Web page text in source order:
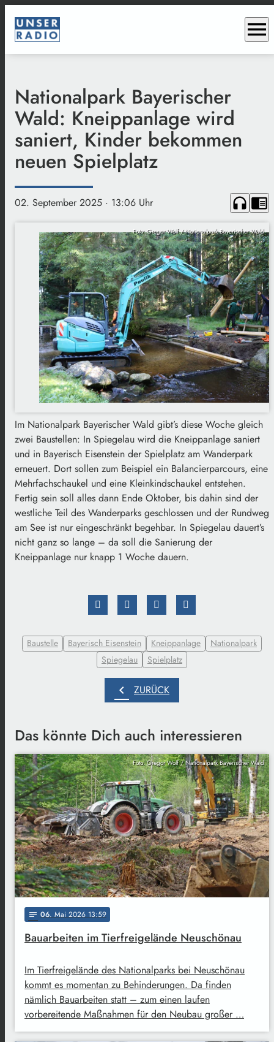
menu
Nationalpark Bayerischer
Wald: Kneippanlage wird
saniert, Kinder bekommen
neuen Spielplatz
02. September 2025 · 13:06 Uhr headphones chrome_reader_mode
Foto: Gregor Wolf / Nationalpark Bayerischer Wald
Im Nationalpark Bayerischer Wald gibt’s diese Woche gleich
zwei Baustellen: In Spiegelau wird die Kneippanlage saniert
und in Bayerisch Eisenstein der Spielplatz am Wanderpark
erneuert. Dort sollen zum Beispiel ein Balancierparcours, eine
Mehrfachschaukel und eine Kleinkindschaukel entstehen.
Fertig sein soll alles dann Ende Oktober, bis dahin sind der
westliche Teil des Wanderparks geschlossen und der Rundweg
am See ist nur eingeschränkt begehbar. In Spiegelau dauert’s
nicht ganz so lange – da soll die Sanierung der
Kneippanlage nur knapp 1 Woche dauern.
Baustelle Bayerisch Eisenstein Kneippanlage
Nationalpark
Spiegelau
Spielplatz
chevron_left ZURÜCK
Das könnte Dich auch interessieren
Foto: Gregor Wolf / Nationalpark Bayerischer Wald
notes 06. Mai 2026 13:59
Bauarbeiten im Tierfreigelände Neuschönau
Im Tierfreigelände des Nationalparks bei Neuschönau
kommt es momentan zu Behinderungen. Da finden
nämlich Bauarbeiten statt – zum einen laufen
vorbereitende Maßnahmen für den Neubau großer …